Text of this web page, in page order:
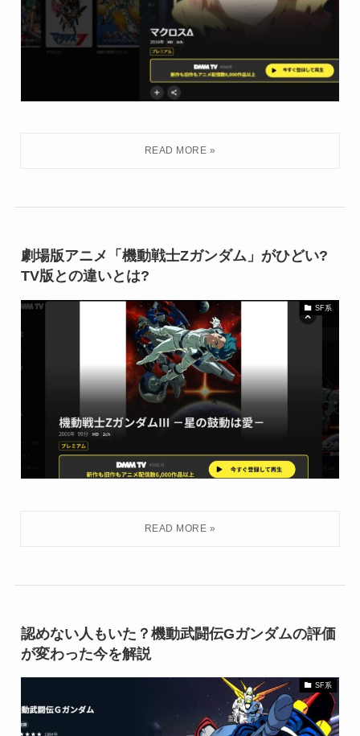
劇場版アニメ「機動戦士Zガンダム」がひどい?
TV版との違いとは?
SF系
認めない人もいた？機動武闘伝Gガンダムの評価
が変わった今を解説
SF系